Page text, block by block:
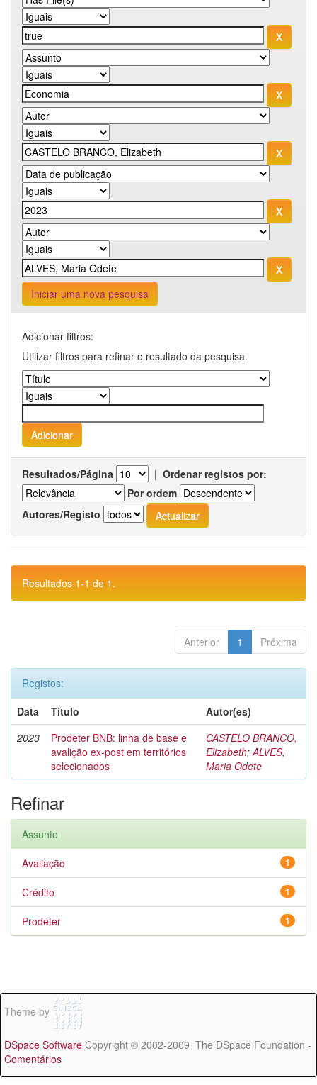
Iniciar uma nova pesquisa
Adicionar filtros:
Utilizar filtros para refinar o resultado da pesquisa.
Resultados/Página | Ordenar registos por:
Por ordem
Autores/Registo
Resultados 1-1 de 1.
Anterior 1 Próxima
Registos:
Data
Título
Autor(es)
2023
Prodeter BNB: linha de base e
avalição ex-post em territórios
selecionados
CASTELO BRANCO,
Elizabeth;ALVES,
Maria Odete
Refinar
Assunto
1
Avaliação
1
Crédito
1
Prodeter
Theme by
DSpace Software Copyright © 2002-2009 The DSpace Foundation -
Comentários